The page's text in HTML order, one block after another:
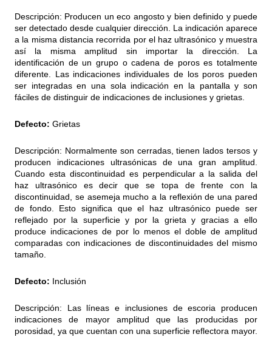
Descripción: Producen un eco angosto y bien definido y puede
ser detectado desde cualquier dirección. La indicación aparece
a la misma distancia recorrida por el haz ultrasónico y muestra
así la misma amplitud sin importar la dirección. La
identificación de un grupo o cadena de poros es totalmente
diferente. Las indicaciones individuales de los poros pueden
ser integradas en una sola indicación en la pantalla y son
fáciles de distinguir de indicaciones de inclusiones y grietas.
Defecto: Grietas
Descripción: Normalmente son cerradas, tienen lados tersos y
producen indicaciones ultrasónicas de una gran amplitud.
Cuando esta discontinuidad es perpendicular a la salida del
haz ultrasónico es decir que se topa de frente con la
discontinuidad, se asemeja mucho a la reflexión de una pared
de fondo. Esto significa que el haz ultrasónico puede ser
reflejado por la superficie y por la grieta y gracias a ello
produce indicaciones de por lo menos el doble de amplitud
comparadas con indicaciones de discontinuidades del mismo
tamaño.
Defecto: Inclusión
Descripción: Las líneas e inclusiones de escoria producen
indicaciones de mayor amplitud que las producidas por
porosidad, ya que cuentan con una superficie reflectora mayor.